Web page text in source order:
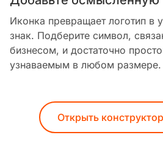
Иконка превращает логотип в
знак. Подберите символ,
бизнесом, и достаточно
узнаваемым в любом размере.
Открыть